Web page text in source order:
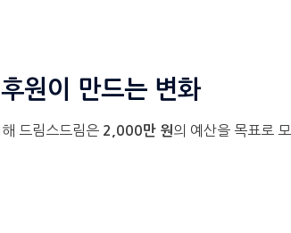
원이 만드는 변화
드림스드림은 2,000만 원 의 예산을 목표로